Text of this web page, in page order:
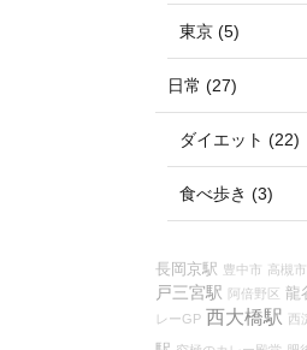
東京 (5)
日常 (27)
ダイエット (22)
食べ歩き (3)
長岡京駅 豊中市 高槻市
戸三宮駅 阿倍野区 龍
レーGP 西大橋駅 西